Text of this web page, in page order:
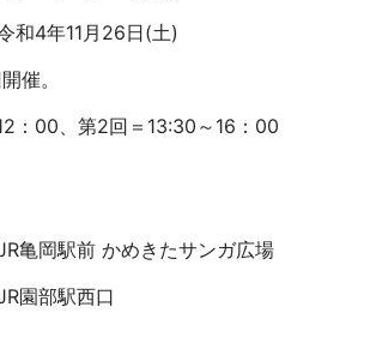
4年11月26日(土)
催。
：00、第2回＝13:30～16：00
亀岡駅前 かめきたサンガ広場
園部駅西口